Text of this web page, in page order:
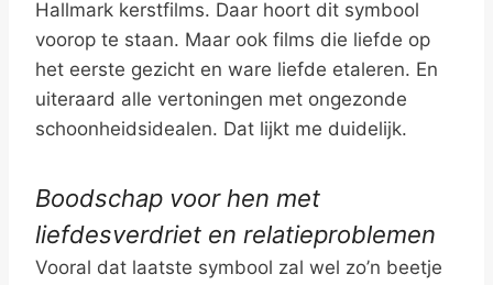
Hallmark kerstfilms. Daar hoort dit symbool
voorop te staan. Maar ook films die liefde op
het eerste gezicht en ware liefde etaleren. En
uiteraard alle vertoningen met ongezonde
schoonheidsidealen. Dat lijkt me duidelijk.
Boodschap voor hen met
liefdesverdriet en relatieproblemen
Vooral dat laatste symbool zal wel zo’n beetje